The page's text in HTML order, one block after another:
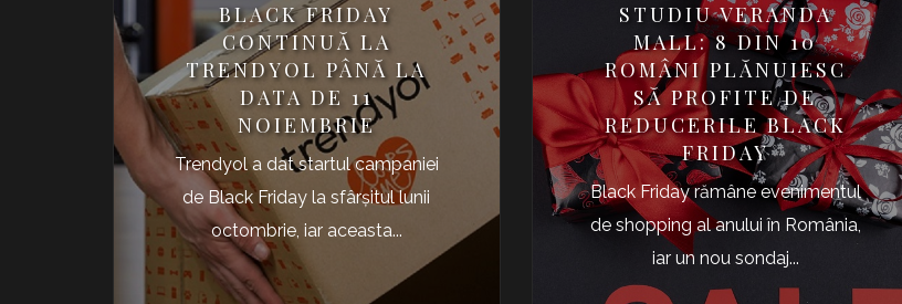
BLACK FRIDAY
CONTINUĂ LA
TRENDYOL PÂNĂ LA
DATA DE 11
NOIEMBRIE
Trendyol a dat startul campaniei
de Black Friday la sfârşitul lunii
octombrie, iar aceasta...
STUDIU VERANDA
MALL: 8 DIN 10
ROMÂNI PLĂNUIESC
SĂ PROFITE DE
REDUCERILE BLACK
FRIDAY
Black Friday rămâne evenimentul
de shopping al anului în România,
iar un nou sondaj...